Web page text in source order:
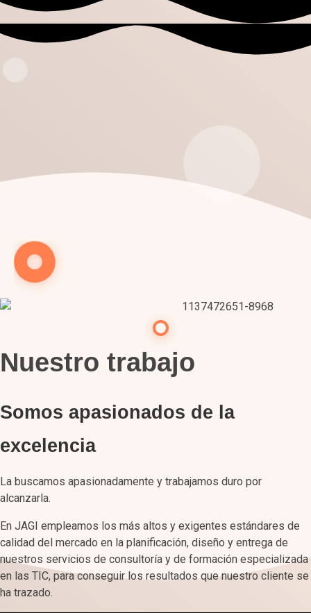
Nuestro trabajo
Somos apasionados de la
excelencia
La buscamos apasionadamente y trabajamos duro por
alcanzarla.
En JAGI empleamos los más altos y exigentes estándares de
calidad del mercado en la planificación, diseño y entrega de
nuestros servicios de consultoría y de formación especializada
en las TIC, para conseguir los resultados que nuestro cliente se
ha trazado.